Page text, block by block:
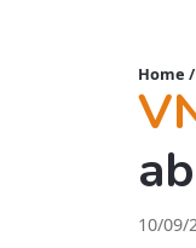
Home /
10/09/